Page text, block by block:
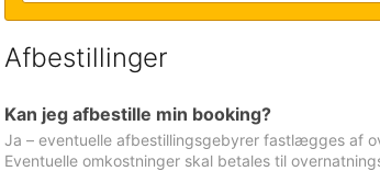
Afbestillinger
Kan jeg afbestille min booking?
Ja – eventuelle afbestillingsgebyrer fastlægges af
Eventuelle omkostninger skal betales til